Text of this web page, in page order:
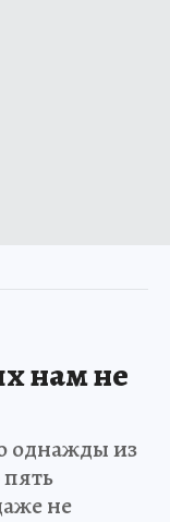
нам не
однажды из
не